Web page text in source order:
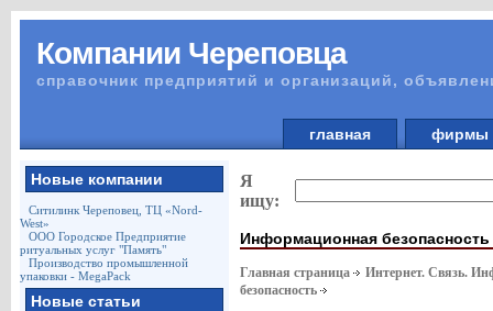
Компании Череповца
справочник предприятий и организаций,
главная
Новые компании
Ситилинк Череповец, ТЦ «Nord-
West»
ООО Городское Предприятие
ритуальных услуг "Память"
Производство промышленной
упаковки - MegaPack
Новые статьи
Я
ищу:
Информационная безопасность
Главная страница
Интернет. Связь.
безопасность